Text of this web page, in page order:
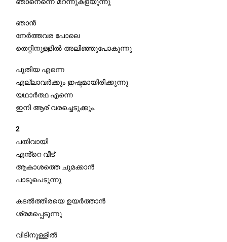
ഞാനെന്നെ മറന്നുകളയുന്നു
ഞാൻ
നേർത്തവര പോലെ
തെറ്റിനുള്ളിൽ അലിഞ്ഞുപോകുന്നു
പുതിയ എന്നെ
എല്ലാവർക്കും ഇഷ്ടമായിരിക്കുന്നു
യഥാർത്ഥ എന്നെ
ഇനി ആര് വരച്ചെടുക്കും.
2
പതിവായി
എൻ്റെ വീട്
ആകാശത്തെ ചുമക്കാൻ
പാടുപെടുന്നു
കടൽത്തിരയെ ഉയർത്താൻ
ശ്രമപ്പെടുന്നു
വീടിനുള്ളിൽ